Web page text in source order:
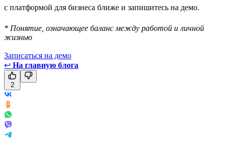
с платформой для бизнеса ближе и запишитесь на демо.
* Понятие, означающее баланс между работой и личной
жизнью
Записаться на демо
↩ На главную блога
2